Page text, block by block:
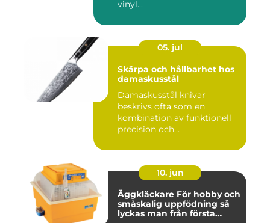
vinyl...
05. jul
Skärpa och hållbarhet hos
damaskusstål
Damaskusstål knivar
beskrivs ofta som en
kombination av funktionell
precision och
10. jun
Äggkläckare För hobby och
småskalig uppfödning så
lyckas man från första